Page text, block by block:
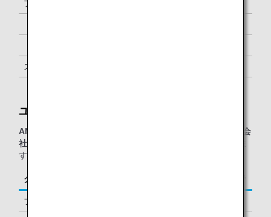
プレミアムエコノミー *1
スーパーフライヤーズ会員
ユナイテッド・クラブ：
ANAグループ運航便または他スター アライアンス加盟航空会
社運航便
す。
クラス／ステイタス ご同行者
ファーストクラス